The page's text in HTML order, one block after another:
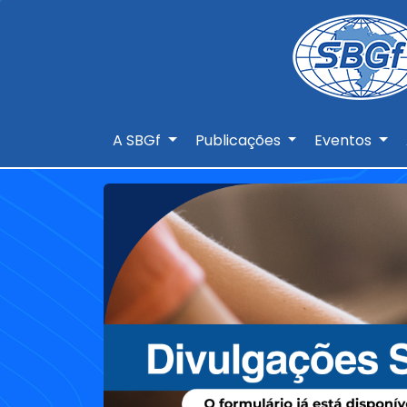
A SBGf Publicações Eventos
Antes